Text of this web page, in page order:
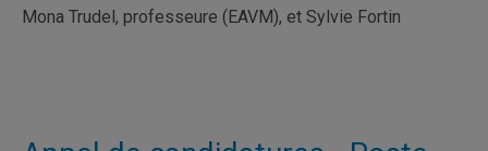
Mona Trudel, professeure (EAVM), et Sylvie Fortin